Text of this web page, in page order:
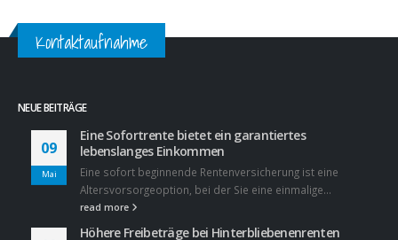
Kontaktaufnahme
NEUE BEITRÄGE
09
Mai
Eine Sofortrente bietet ein garantiertes
lebenslanges Einkommen
Eine sofort beginnende Rentenversicherung ist eine
Altersvorsorgeoption, bei der Sie eine einmalige...
read more
Höhere Freibeträge bei Hinterbliebenenrenten